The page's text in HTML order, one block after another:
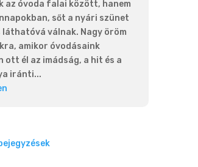
az óvoda falai között, hanem
sőt a nyári szünet
láthatóvá válnak. Nagy öröm
amikor óvodásaink
ott él az imádság, a hit és a
iránti...